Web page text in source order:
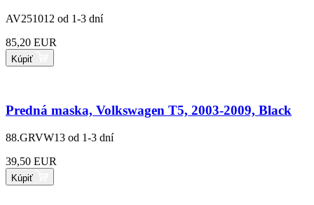
AV251012 od 1-3 dní
85,20 EUR
Kúpiť
Predná maska, Volkswagen T5, 2003-2009, Black
88.GRVW13 od 1-3 dní
39,50 EUR
Kúpiť